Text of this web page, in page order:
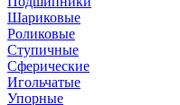
Шариковые
Роликовые
Ступичные
Сферические
Игольчатые
Упорные